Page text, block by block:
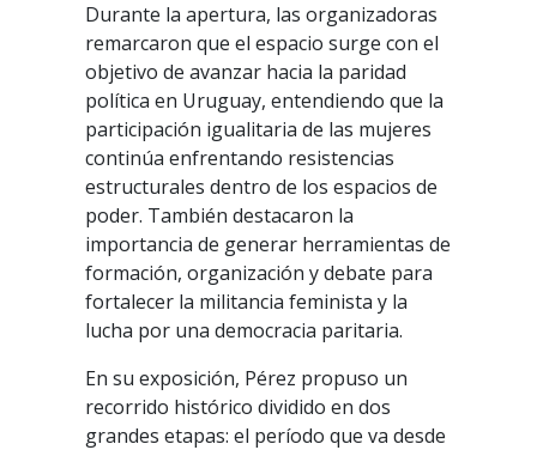
Durante la apertura, las organizadoras
remarcaron que el espacio surge con el
objetivo de avanzar hacia la paridad
política en Uruguay, entendiendo que la
participación igualitaria de las mujeres
continúa enfrentando resistencias
estructurales dentro de los espacios de
poder. También destacaron la
importancia de generar herramientas de
formación, organización y debate para
fortalecer la militancia feminista y la
lucha por una democracia paritaria.
En su exposición, Pérez propuso un
recorrido histórico dividido en dos
grandes etapas: el período que va desde